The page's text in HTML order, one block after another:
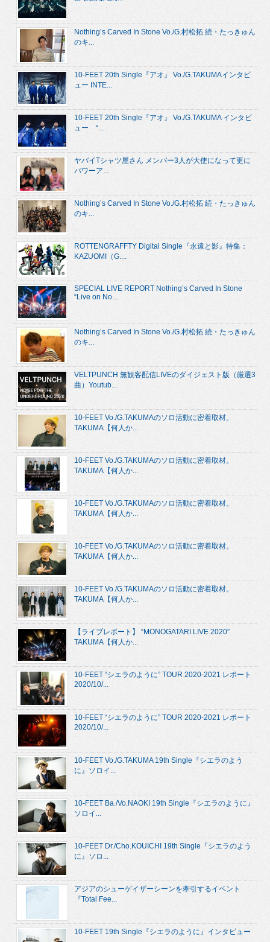
Nothing’s Carved In Stone Vo./G.村松拓 続・たっきゅん
のキ...
10-FEET 20th Single『アオ』 Vo./G.TAKUMAインタビ
ュー INTE...
10-FEET 20th Single『アオ』 Vo./G.TAKUMA インタビ
ュー “...
ヤバイTシャツ屋さん メンバー3人が大使になって更に
パワーア...
Nothing’s Carved In Stone Vo./G.村松拓 続・たっきゅん
のキ...
ROTTENGRAFFTY Digital Single『永遠と影』特集：
KAZUOMI（G....
SPECIAL LIVE REPORT Nothing’s Carved In Stone
“Live on No...
Nothing’s Carved In Stone Vo./G.村松拓 続・たっきゅん
のキ...
VELTPUNCH 無観客配信LIVEのダイジェスト版（厳選3
曲）Youtub...
10-FEET Vo./G.TAKUMAのソロ活動に密着取材。
TAKUMA【何人か...
10-FEET Vo./G.TAKUMAのソロ活動に密着取材。
TAKUMA【何人か...
10-FEET Vo./G.TAKUMAのソロ活動に密着取材。
TAKUMA【何人か...
10-FEET Vo./G.TAKUMAのソロ活動に密着取材。
TAKUMA【何人か...
10-FEET Vo./G.TAKUMAのソロ活動に密着取材。
TAKUMA【何人か...
【ライブレポート】 “MONOGATARI LIVE 2020”
TAKUMA【何人か...
10-FEET “シエラのように” TOUR 2020-2021 レポート
2020/10/...
10-FEET “シエラのように” TOUR 2020-2021 レポート
2020/10/...
10-FEET Vo./G.TAKUMA 19th Single『シエラのよう
に』ソロイ...
10-FEET Ba./Vo.NAOKI 19th Single『シエラのように』
ソロイ...
10-FEET Dr./Cho.KOUICHI 19th Single『シエラのよう
に』ソロ...
アジアのシューゲイザーシーンを牽引するイベント
『Total Fee...
10-FEET 19th Single『シエラのように』インタビュー